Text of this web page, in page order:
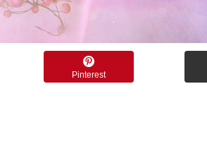
Pinterest